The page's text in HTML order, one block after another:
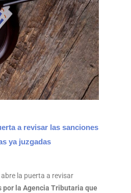
a revisar las sanciones
ya juzgadas
la puerta a revisar
por la Agencia Tributaria que